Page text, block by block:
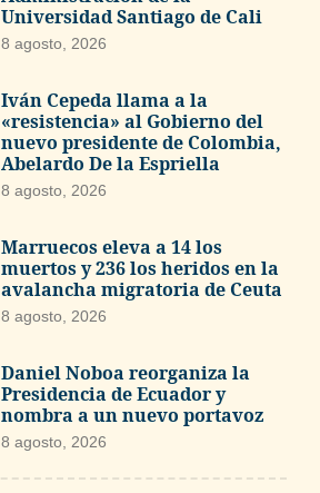
Universidad Santiago de Cali
8 agosto, 2026
Iván Cepeda llama a la
«resistencia» al Gobierno del
nuevo presidente de Colombia,
Abelardo De la Espriella
8 agosto, 2026
Marruecos eleva a 14 los
muertos y 236 los heridos en la
avalancha migratoria de Ceuta
8 agosto, 2026
Daniel Noboa reorganiza la
Presidencia de Ecuador y
nombra a un nuevo portavoz
8 agosto, 2026